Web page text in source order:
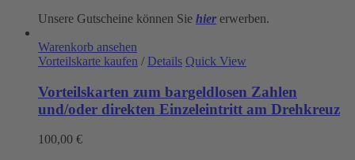
Unsere Gutscheine können Sie hier erwerben.
Warenkorb ansehen
Vorteilskarte kaufen / Details Quick View
Vorteilskarten zum bargeldlosen Zahlen
und/oder direkten Einzeleintritt am Drehkreuz
100,00 €